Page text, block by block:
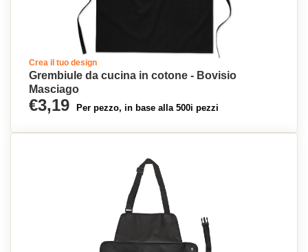
Crea il tuo design
Grembiule da cucina in cotone - Bovisio
Masciago
€3,19 Per pezzo, in base alla 500i pezzi